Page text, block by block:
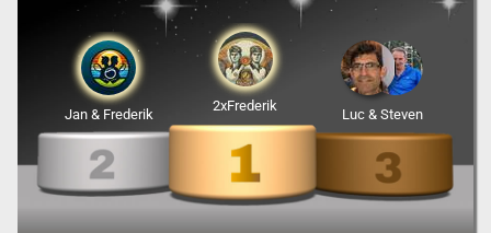
2xFrederik
Jan & Frederik Luc & Steven